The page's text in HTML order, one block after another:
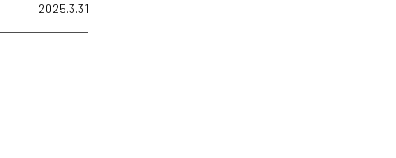
2025.3.31